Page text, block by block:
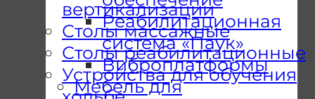
Реабилитационная
система «Паук»
Виброплатформы
Мебель для
вертикализации
Столы массажные
Столы реабилитационные
Устройства для обучения